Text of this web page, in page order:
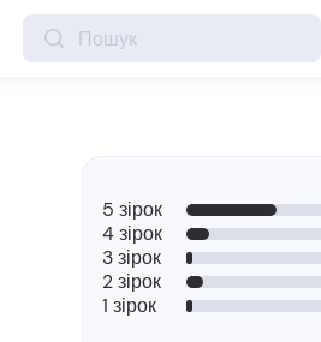
5 зірок
4 зірок
3 зірок
2 зірок
1 зірок